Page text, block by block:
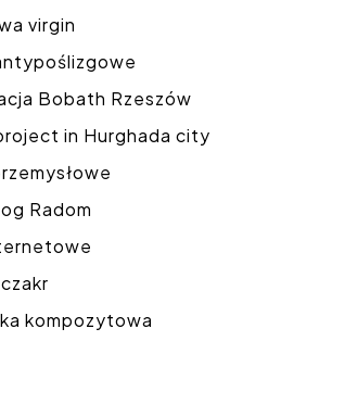
virgin
Bobath Rzeszów
in Hurghada city
Radom
kompozytowa